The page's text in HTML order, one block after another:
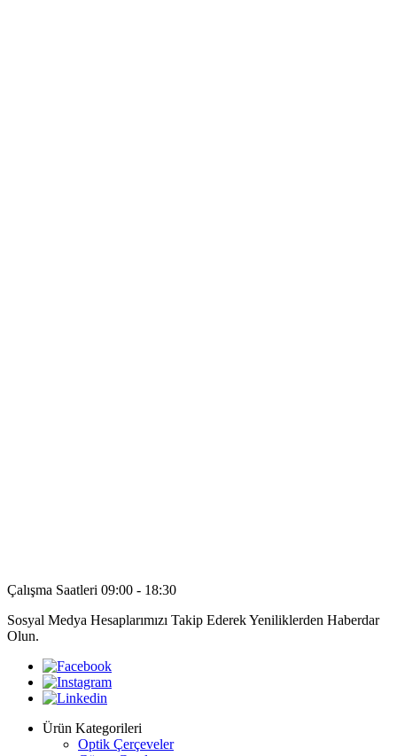
Çalışma Saatleri 09:00 - 18:30
Sosyal Medya Hesaplarımızı Takip Ederek Yeniliklerden Haberdar
Olun.
Ürün Kategorileri
Optik Çerçeveler